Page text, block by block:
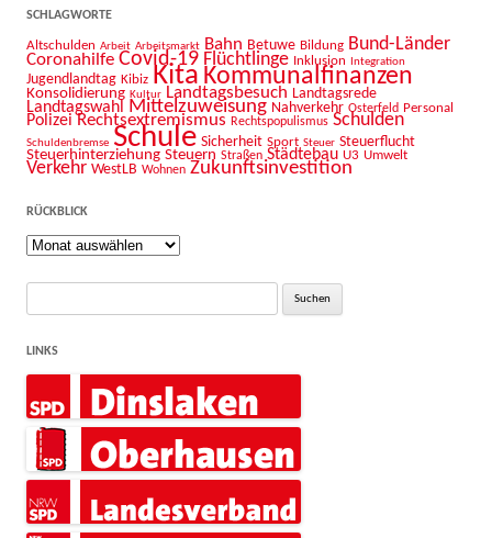
SCHLAGWORTE
Altschulden Arbeit Arbeitsmarkt Bahn Betuwe Bildung Bund-Länder
Coronahilfe Covid-19 Flüchtlinge Inklusion Integration
Jugendlandtag Kibiz Kita Kommunalfinanzen
Konsolidierung Kultur Landtagsbesuch Landtagsrede
Landtagswahl Mittelzuweisung Nahverkehr Osterfeld Personal
Polizei Rechtsextremismus Rechtspopulismus Schulden
Schuldenbremse Schule Sicherheit Sport Steuer Steuerflucht
Steuerhinterziehung Steuern Straßen Städtebau U3 Umwelt
Verkehr WestLB Wohnen Zukunftsinvestition
RÜCKBLICK
Rückblick
Suche
LINKS